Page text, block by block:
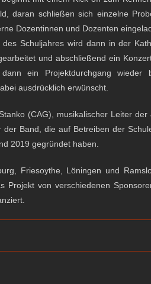
daran schließen sich einzelne
Dozentinnen und Dozenten
Schuljahres wird dann in der
und abschließend ein
ein Projektdurchgang wieder
ausdrücklich erwünscht.
(CAG), musikalischer Leiter der
Band, die auf Betreiben der
2019 gegründet haben.
Friesoythe, Löningen und
Projekt von verschiedenen